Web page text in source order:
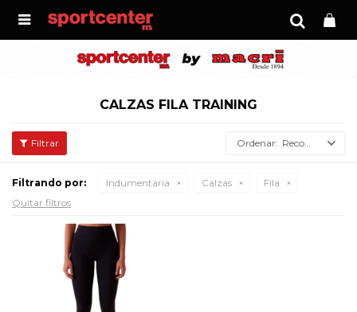

CALZAS FILA TRAINING
Recomendados
Filtrando por: Indumentaria Calzas
Fila
Quitar filtros